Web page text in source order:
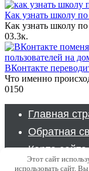
Как узнать школу
Как узнать школу
03.3к.
ВКонтакте
Что именно
0150
Главная
Обратная
Карта сайта
Этот сайт
использовать сайт,